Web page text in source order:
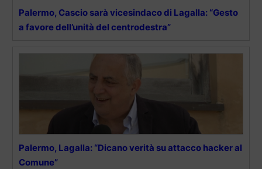
Palermo, Cascio sarà vicesindaco di Lagalla: “Gesto
a favore dell’unità del centrodestra”
Palermo, Lagalla: “Dicano verità su attacco hacker al
Comune”